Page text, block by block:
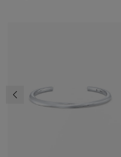
前の画像